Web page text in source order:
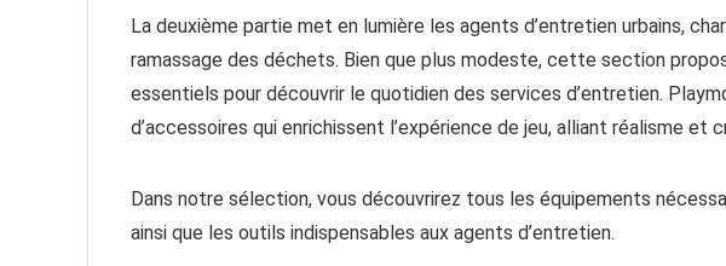
La deuxième partie met en lumière les agents d’entretien urbains,
ramassage des déchets. Bien que plus modeste, cette section
essentiels pour découvrir le quotidien des services d’entretien.
d’accessoires qui enrichissent l’expérience de jeu, alliant réalisme et
Dans notre sélection, vous découvrirez tous les équipements
ainsi que les outils indispensables aux agents d’entretien.